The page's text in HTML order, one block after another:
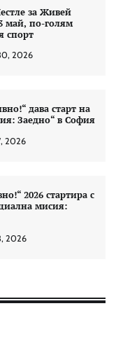
за Живей
май, по-голям
спорт
2026
дава старт на
Заедно“ в София
2026
2026 стартира с
мисия:
2026